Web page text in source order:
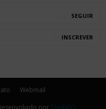
SEGUIR
INSCREVER
Webmail